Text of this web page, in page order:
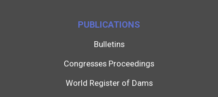
PUBLICATIONS
Bulletins
Congresses Proceedings
World Register of Dams